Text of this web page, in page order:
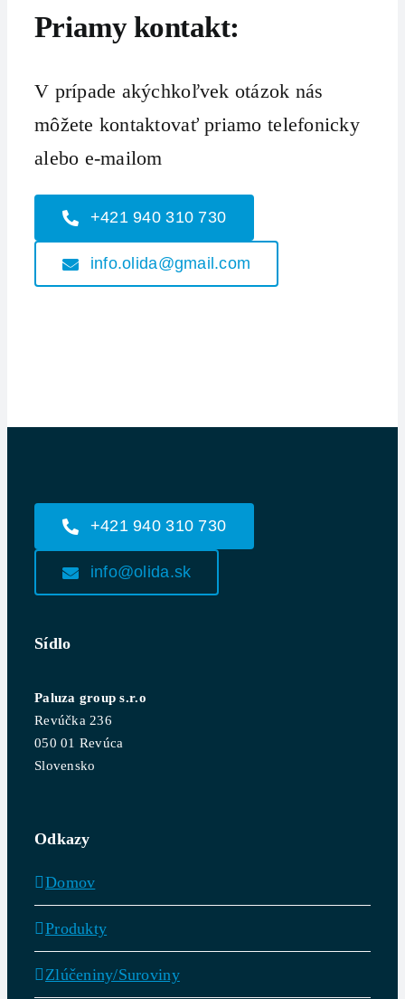
Priamy kontakt:
V prípade akýchkoľvek otázok nás
môžete kontaktovať priamo telefonicky
alebo e-mailom
+421 940 310 730
info.olida@gmail.com
+421 940 310 730
info@olida.sk
Sídlo
Paluza group s.r.o
Revúčka 236
050 01 Revúca
Slovensko
Odkazy
Domov
Produkty
Zlúčeniny/Suroviny